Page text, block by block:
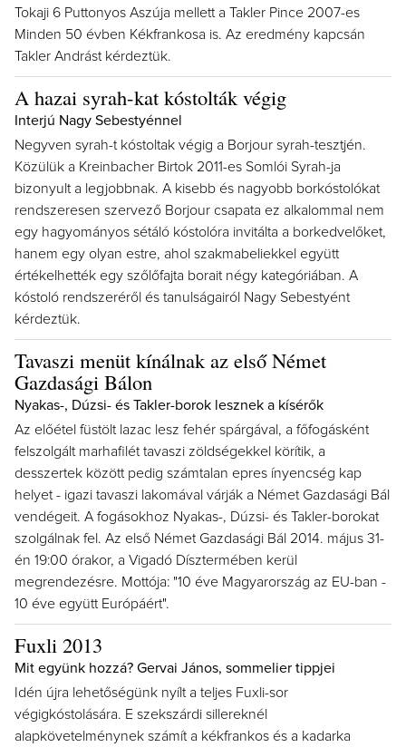
Tokaji 6 Puttonyos Aszúja mellett a Takler Pince 2007-es
Minden 50 évben Kékfrankosa is. Az eredmény kapcsán
Takler Andrást kérdeztük.
A hazai syrah-kat kóstolták végig
Interjú Nagy Sebestyénnel
Negyven syrah-t kóstoltak végig a Borjour syrah-tesztjén.
Közülük a Kreinbacher Birtok 2011-es Somlói Syrah-ja
bizonyult a legjobbnak. A kisebb és nagyobb borkóstolókat
rendszeresen szervező Borjour csapata ez alkalommal nem
egy hagyományos sétáló kóstolóra invitálta a borkedvelőket,
hanem egy olyan estre, ahol szakmabeliekkel együtt
értékelhették egy szőlőfajta borait négy kategóriában. A
kóstoló rendszeréről és tanulságairól Nagy Sebestyént
kérdeztük.
Tavaszi menüt kínálnak az első Német
Gazdasági Bálon
Nyakas-, Dúzsi- és Takler-borok lesznek a kísérők
Az előétel füstölt lazac lesz fehér spárgával, a főfogásként
felszolgált marhafilét tavaszi zöldségekkel körítik, a
desszertek között pedig számtalan epres ínyencség kap
helyet - igazi tavaszi lakomával várják a Német Gazdasági Bál
vendégeit. A fogásokhoz Nyakas-, Dúzsi- és Takler-borokat
szolgálnak fel. Az első Német Gazdasági Bál 2014. május 31-
én 19:00 órakor, a Vigadó Dísztermében kerül
megrendezésre. Mottója: "10 éve Magyarország az EU-ban -
10 éve együtt Európáért".
Fuxli 2013
Mit együnk hozzá? Gervai János, sommelier tippjei
Idén újra lehetőségünk nyílt a teljes Fuxli-sor
végigkóstolására. E szekszárdi sillereknél
alapkövetelménynek számít a kékfrankos és a kadarka